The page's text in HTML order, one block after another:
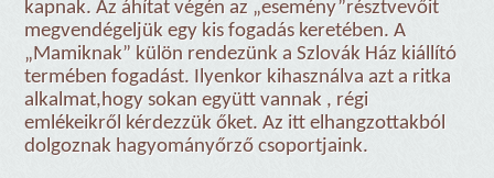
kapnak. Az áhítat végén az „esemény”résztvevőit
megvendégeljük egy kis fogadás keretében. A
„Mamiknak” külön rendezünk a Szlovák Ház kiállító
termében fogadást. Ilyenkor kihasználva azt a ritka
alkalmat,hogy sokan együtt vannak , régi
emlékeikről kérdezzük őket. Az itt elhangzottakból
dolgoznak hagyományőrző csoportjaink.